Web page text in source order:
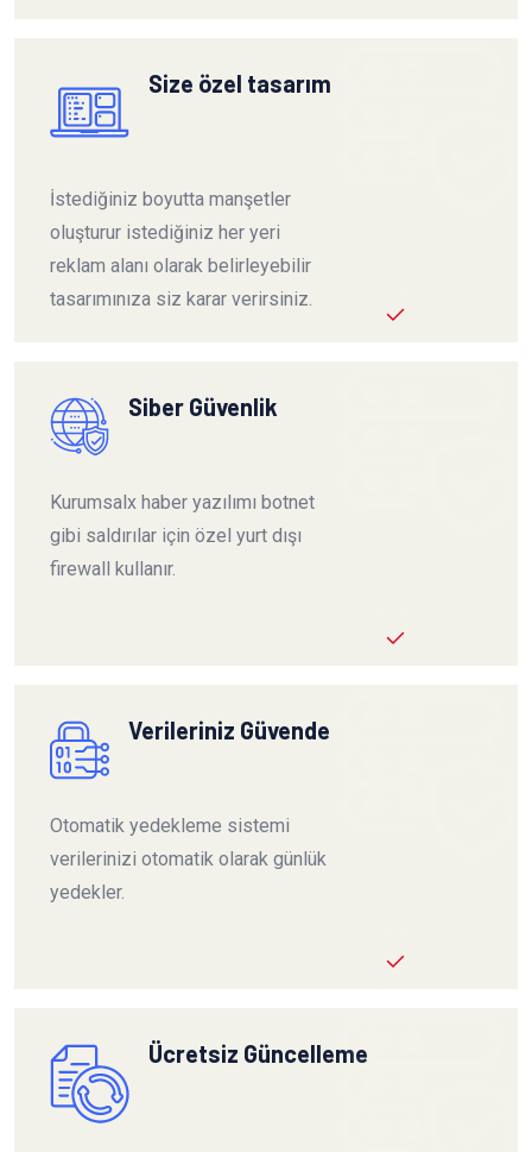
Size özel tasarım
İstediğiniz boyutta manşetler
oluşturur istediğiniz her yeri
reklam alanı olarak belirleyebilir
tasarımınıza siz karar verirsiniz.
Siber Güvenlik
Kurumsalx haber yazılımı botnet
gibi saldırılar için özel yurt dışı
firewall kullanır.
Verileriniz Güvende
Otomatik yedekleme sistemi
verilerinizi otomatik olarak günlük
yedekler.
Ücretsiz Güncelleme